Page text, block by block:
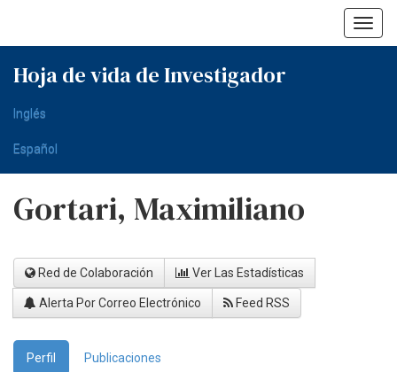
Hoja de vida de Investigador
Inglés
Español
Gortari, Maximiliano
Red de Colaboración Ver Las Estadísticas
Alerta Por Correo Electrónico Feed RSS
Perfil Publicaciones